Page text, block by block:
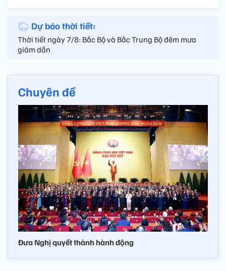
Dự báo thời tiết:
Thời tiết ngày 7/8: Bắc Bộ và Bắc Trung Bộ đêm mưa
giảm dần
Chuyên đề
Đưa Nghị quyết thành hành động